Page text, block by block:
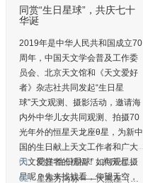
同赏“生日星球”，共庆七十
华诞
2019年是中华人民共和国成立70
周年，中国天文学会普及工作委
员会、北京天文馆和《天文爱好
者》杂志社共同发起“生日星
球”天文观测、摄影活动，邀请海
内外中华儿女共同观测、拍摄70
光年外的恒星天龙座θ星，为新中
国的生日献上天文工作者和广大
天文爱好者的祝福！如何观星摄
星呢？先来找找看，仰望天空，
01. 同赏“生日星球”，共庆七十华诞
02. 星座方向标——大熊座（上）